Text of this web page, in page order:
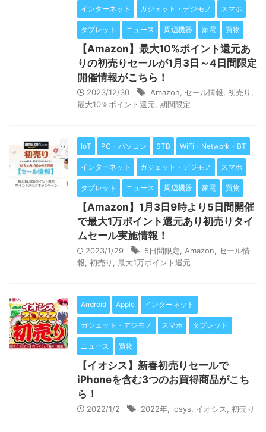
インターネット ガジェット・デジモノ スマホ
タブレット ニュース 周辺機器 家電 買物
【Amazon】最大10%ポイント還元あ
りの初売りセールが1月3日～4日間限定
開催情報がこちら！
2023/12/30 Amazon セール情報 初売り
最大10％ポイント還元 期間限定
IoT PC・パソコン STB WiFi・Network・BT
インターネット ガジェット・デジモノ スマホ
タブレット ニュース 周辺機器 家電 買物
【Amazon】1月3日9時より5日間開催
で最大1万ポイント還元あり初売りタイ
ムセール実施情報！
2023/1/29 5日間限定 Amazon
セール情
報 初売り 最大1万ポイント還元
Android Apple インターネット
ガジェット・デジモノ スマホ タブレット
ニュース 買物
【イオシス】新春初売りセールで
iPhoneを含む3つのお買得商品がこち
ら！
2022/1/2 2022年 iosys イオシス 初売り